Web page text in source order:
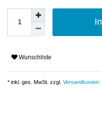
Wunschliste
* inkl. ges. MwSt. zzgl. Versandkosten